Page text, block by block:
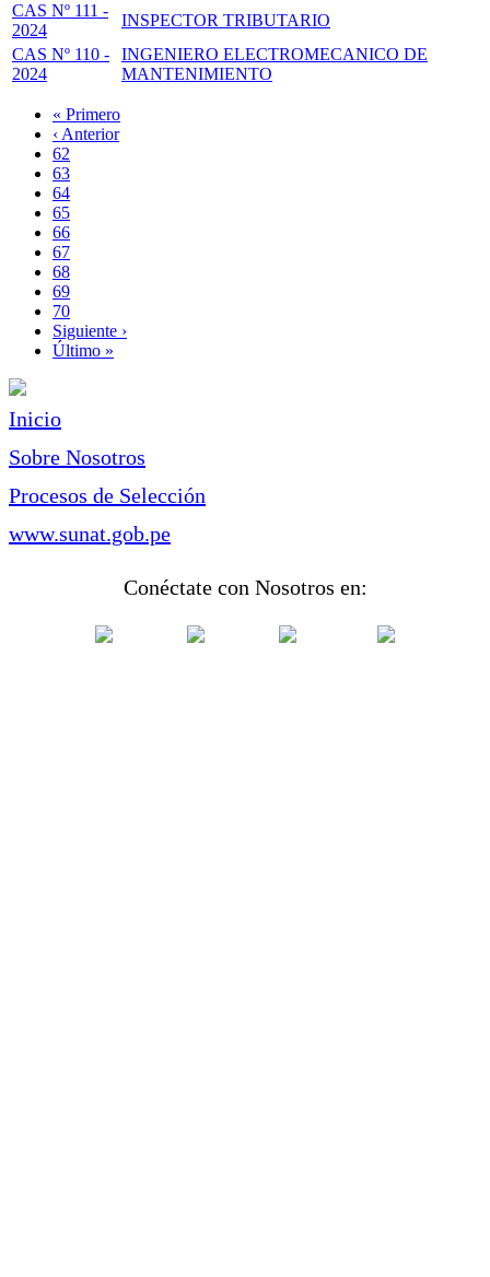
CAS Nº 111 -
2024
INSPECTOR TRIBUTARIO
CAS Nº 110 -
2024
INGENIERO ELECTROMECANICO DE
MANTENIMIENTO
Paginación
Primera
página
« Primero
Página
anterior
‹ Anterior
Page
62
Page
63
Page
64
Page
65
Página
actual
66
Page
67
Page
68
Page
69
Page
70
Siguiente
página
Siguiente ›
Última
Último »
Inicio
Sobre Nosotros
Procesos de Selección
www.sunat.gob.pe
Conéctate con Nosotros en: